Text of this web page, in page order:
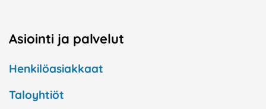
Asiointi ja palvelut
Henkilöasiakkaat
Taloyhtiöt